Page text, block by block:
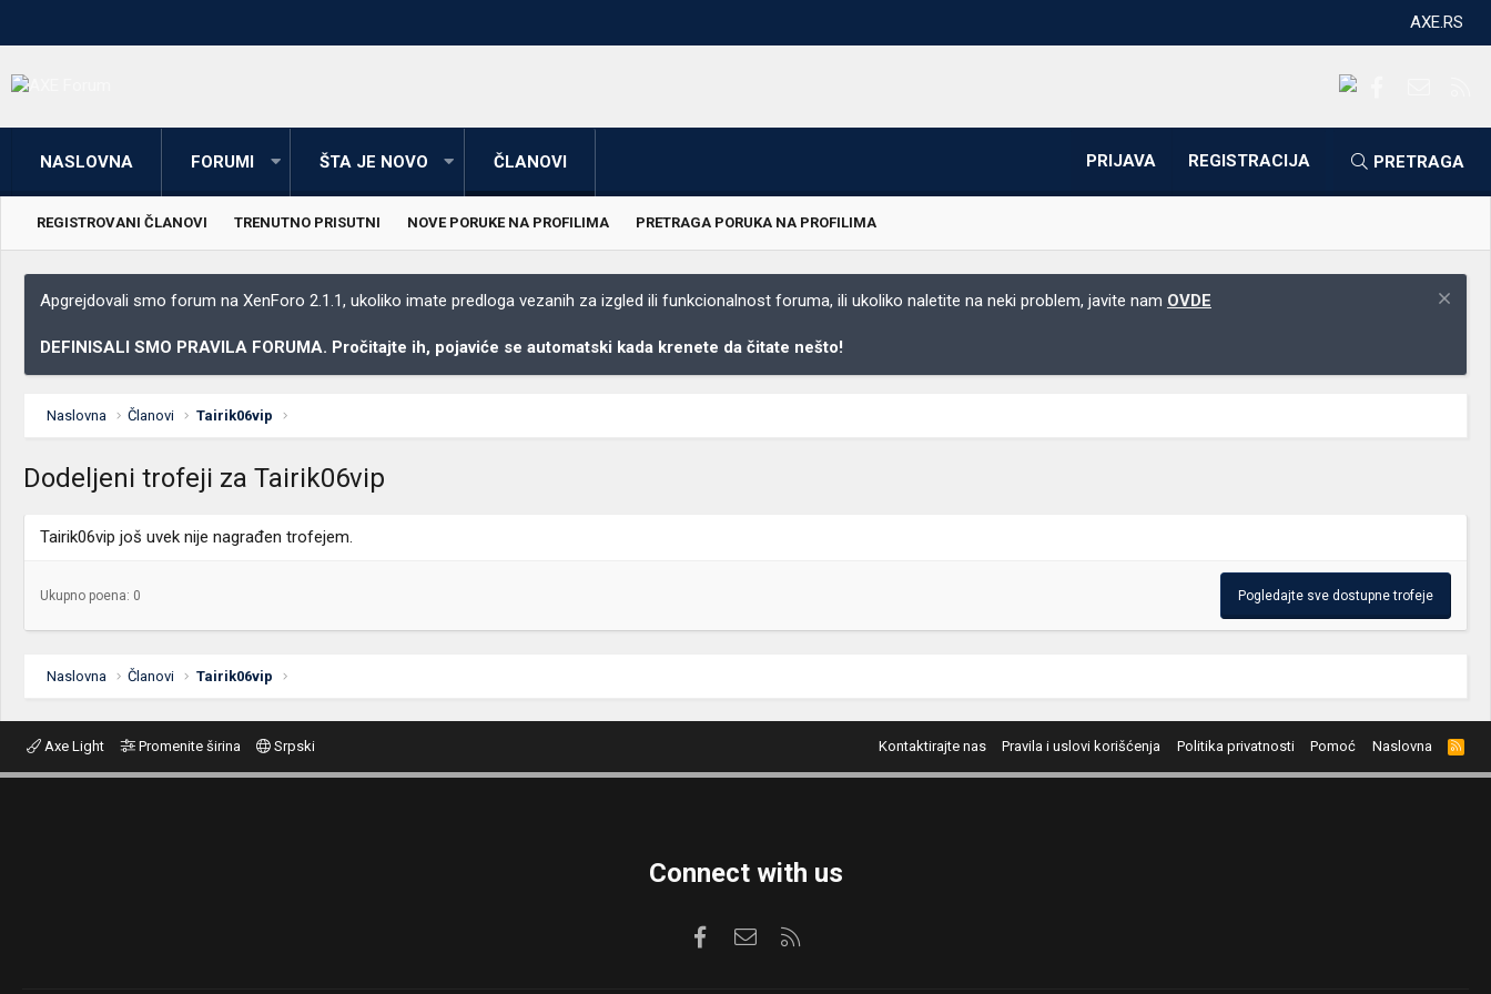
AXE.RS
NASLOVNA FORUMI ŠTA JE NOVO ČLANOVI PRIJAVA REGISTRACIJA PRETRAGA
REGISTROVANI ČLANOVI TRENUTNO PRISUTNI NOVE PORUKE NA PROFILIMA PRETRAGA PORUKA NA PROFILIMA
Apgrejdovali smo forum na XenForo 2.1.1, ukoliko imate predloga vezanih za izgled ili funkcionalnost foruma, ili ukoliko naletite na neki problem, javite nam OVDE
DEFINISALI SMO PRAVILA FORUMA. Pročitajte ih, pojaviće se automatski kada krenete da čitate nešto!
Naslovna Članovi Tairik06vip
Dodeljeni trofeji za Tairik06vip
Tairik06vip još uvek nije nagrađen trofejem.
Ukupno poena: 0 Pogledajte sve dostupne trofeje
Naslovna Članovi Tairik06vip
Axe Light Promenite širina Srpski Kontaktirajte nas Pravila i uslovi korišćenja Politika privatnosti Pomoć Naslovna
R
S
S
Connect with us
FacebookKontaktirajte nas